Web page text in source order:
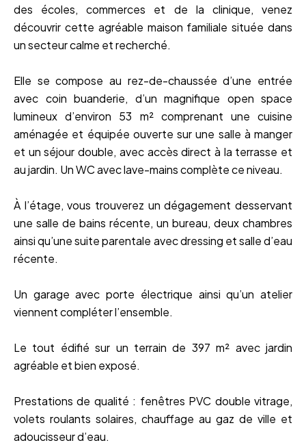
des écoles, commerces et de la clinique, venez
découvrir cette agréable maison familiale située dans
un secteur calme et recherché.
Elle se compose au rez-de-chaussée d’une entrée
avec coin buanderie, d’un magnifique open space
lumineux d’environ 53 m² comprenant une cuisine
aménagée et équipée ouverte sur une salle à manger
et un séjour double, avec accès direct à la terrasse et
au jardin. Un WC avec lave-mains complète ce niveau.
À l’étage, vous trouverez un dégagement desservant
une salle de bains récente, un bureau, deux chambres
ainsi qu’une suite parentale avec dressing et salle d’eau
récente.
Un garage avec porte électrique ainsi qu’un atelier
viennent compléter l’ensemble.
Le tout édifié sur un terrain de 397 m² avec jardin
agréable et bien exposé.
Prestations de qualité : fenêtres PVC double vitrage,
volets roulants solaires, chauffage au gaz de ville et
adoucisseur d’eau.